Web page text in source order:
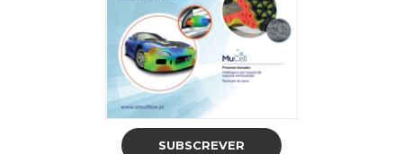
SUBSCREVER